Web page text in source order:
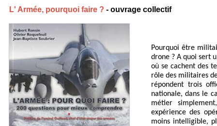
L' Armée, pourquoi faire ? - ouvrage collectif
Pourquoi être
drone ? A quoi sert
où se cachent des
rôle des militaires
répondent trois
nationale, dans le
métier
expérience des
moins intelligible,